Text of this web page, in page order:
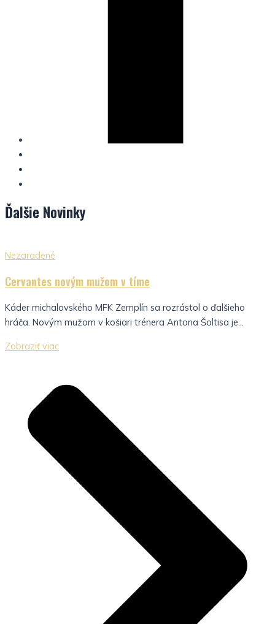
Ďalšie Novinky
Nezaradené
Cervantes novým mužom v tíme
Káder michalovského MFK Zemplín sa rozrástol o ďalšieho
hráča. Novým mužom v košiari trénera Antona Šoltisa je...
Zobraziť viac